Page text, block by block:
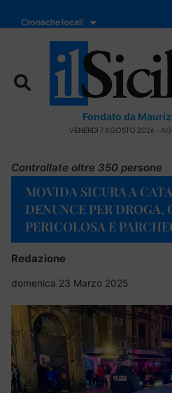
Cronache locali
Fondato da
VENERDÌ 7 AGOSTO 2026 -
Controllate oltre 350 persone
MOVIDA SICURA A
DENUNCE PER DROGA,
PERICOLOSA E
Redazione
domenica 23 Marzo 2025